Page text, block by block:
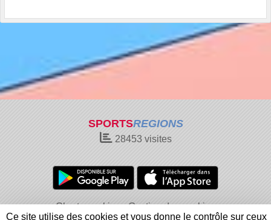
SPORTSREGIONS
28453visites
Charte cookies
Gestion des cookies
Ce site utilise des cookies et vous donne le contrôle sur ceux